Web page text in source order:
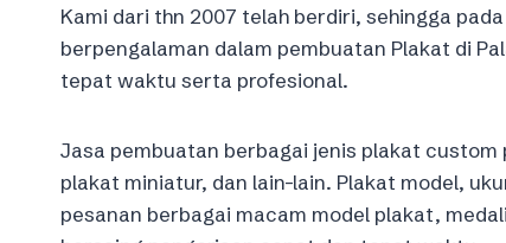
Kami dari thn 2007 telah berdiri, sehingga
berpengalaman dalam pembuatan Plakat di
tepat waktu serta profesional.
Jasa pembuatan berbagai jenis plakat
plakat miniatur, dan lain-lain. Plakat model,
pesanan berbagai macam model plakat,